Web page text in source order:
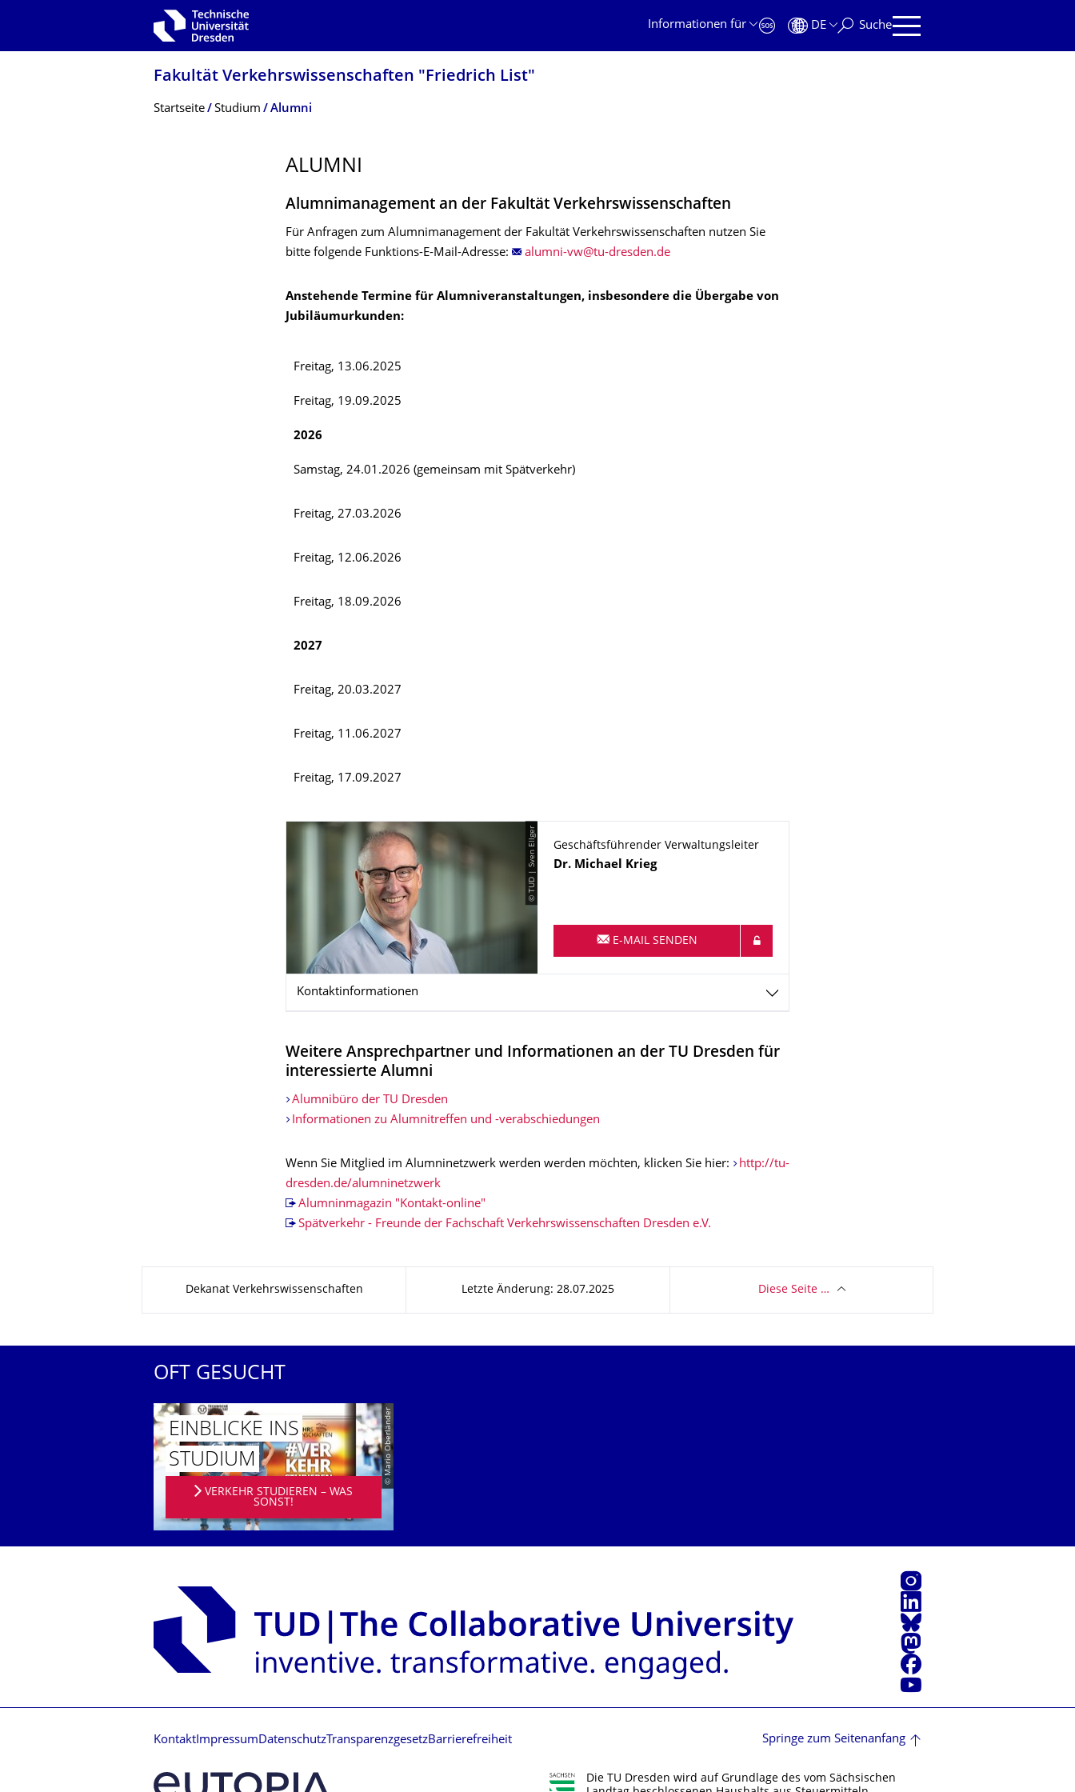
Zur Hauptnavigation springen
Informationen für
DE Suche
Fakultät Verkehrswissen­schaften "Friedrich List"
Breadcrumb-Menü
Startseite Studium Alumni
ALUMNI
Alumnimanagement an der Fakultät Verkehrswissenschaften
Für Anfragen zum Alumnimanagement der Fakultät Verkehrswissenschaften nutzen Sie
bitte folgende Funktions-E-Mail-Adresse:
Anstehende Termine für Alumniveranstaltungen, insbesondere die Übergabe von
Jubiläumurkunden:
Freitag, 13.06.2025
Freitag, 19.09.2025
2026
Samstag, 24.01.2026 (gemeinsam mit Spätverkehr)
Freitag, 27.03.2026
Freitag, 12.06.2026
Freitag, 18.09.2026
2027
Freitag, 20.03.2027
Freitag, 11.06.2027
Freitag, 17.09.2027
© TUD | Sven Ellger
Geschäftsführender Verwaltungsleiter
Name
Dr. Michael Krieg
E-MAIL SENDEN
Kontaktinformationen
Weitere Ansprechpartner und Informationen an der TU Dresden für
interessierte Alumni
Alumnibüro der TU Dresden
Informationen zu Alumnitreffen und -verabschiedungen
Wenn Sie Mitglied im Alumninetzwerk werden werden möchten, klicken Sie hier:
http://tu-
dresden.de/alumninetzwerk
Alumninmagazin "Kontakt-online"
Spätverkehr - Freunde der Fachschaft Verkehrswissenschaften Dresden e.V.
Dekanat Verkehrswissenschaften Letzte Änderung: 28.07.2025 Diese Seite …
OFT GESUCHT
© Mario Oberländer
EINBLICKE INS
STUDIUM
VERKEHR STUDIEREN – WAS
SONST!
Instagram
LinkedIn
Bluesky
Mastodon
Facebook
Youtube
Kontakt Impressum DatenschutzTransparenzgesetzBarrierefreiheit Springe zum Seitenanfang
Die TU Dresden wird auf Grundlage des vom Sächsischen